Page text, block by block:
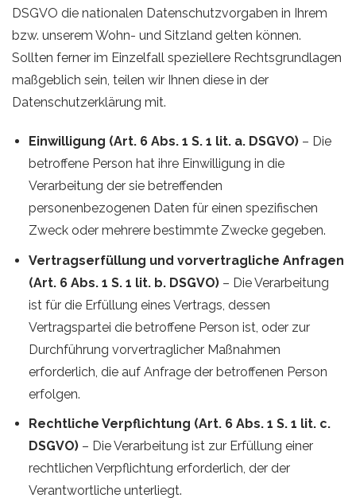
DSGVO die nationalen Datenschutzvorgaben in Ihrem
bzw. unserem Wohn- und Sitzland gelten können.
Sollten ferner im Einzelfall speziellere Rechtsgrundlagen
maßgeblich sein, teilen wir Ihnen diese in der
Datenschutzerklärung mit.
Einwilligung (Art. 6 Abs. 1 S. 1 lit. a. DSGVO)– Die
betroffene Person hat ihre Einwilligung in die
Verarbeitung der sie betreffenden
personenbezogenen Daten für einen spezifischen
Zweck oder mehrere bestimmte Zwecke gegeben.
Vertragserfüllung und vorvertragliche Anfragen
(Art. 6 Abs. 1 S. 1 lit. b. DSGVO)– Die Verarbeitung
ist für die Erfüllung eines Vertrags, dessen
Vertragspartei die betroffene Person ist, oder zur
Durchführung vorvertraglicher Maßnahmen
erforderlich, die auf Anfrage der betroffenen Person
erfolgen.
Rechtliche Verpflichtung (Art. 6 Abs. 1 S. 1 lit. c.
DSGVO)– Die Verarbeitung ist zur Erfüllung einer
rechtlichen Verpflichtung erforderlich, der der
Verantwortliche unterliegt.